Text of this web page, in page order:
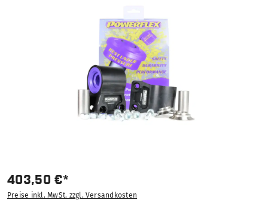
403,50 €*
Preise inkl. MwSt. zzgl. Versandkosten